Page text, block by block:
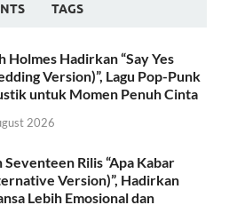
TAGS
Holmes Hadirkan “Say Yes
Version)”, Lagu Pop-Punk
untuk Momen Penuh Cinta
2026
Seventeen Rilis “Apa Kabar
Version)”, Hadirkan
Lebih Emosional dan